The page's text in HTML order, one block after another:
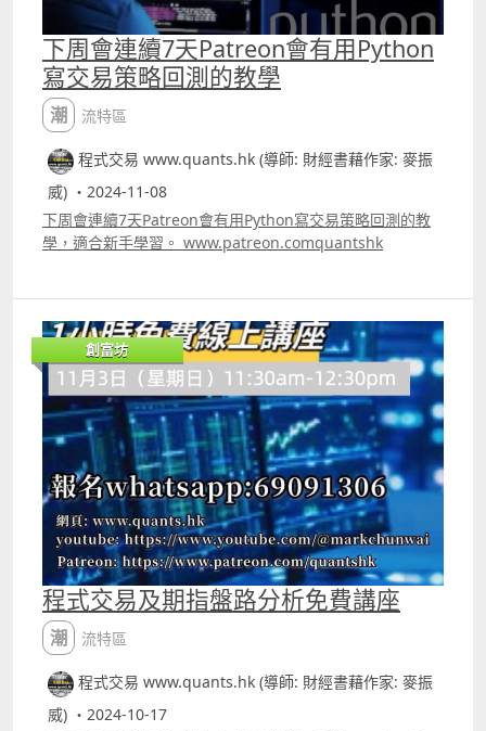
下周會連續7天Patreon會有用Python
寫交易策略回測的教學
潮流特區
程式交易 www.quants.hk (導師: 財經書藉作家: 麥振
威) ・2024-11-08
下周會連續7天Patreon會有用Python寫交易策略回測的教
學，適合新手學習。 www.patreon.comquantshk
創富坊
程式交易及期指盤路分析免費講座
潮流特區
程式交易 www.quants.hk (導師: 財經書藉作家: 麥振
威) ・2024-10-17